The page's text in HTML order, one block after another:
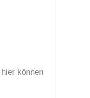
können